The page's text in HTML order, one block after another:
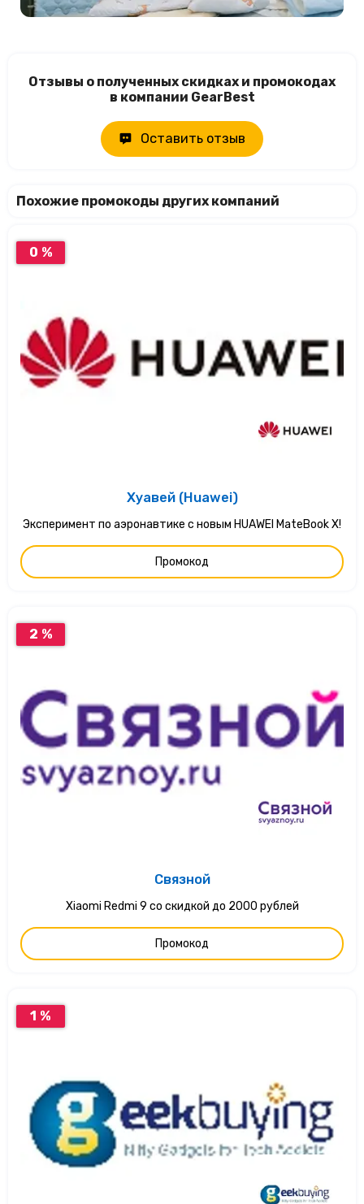
Отзывы о полученных скидках и промокодах
в компании GearBest
Оставить отзыв
Похожие промокоды других компаний
0 %
Хуавей (Huawei)
Эксперимент по аэронавтике с новым HUAWEI MateBook X!
Промокод
2 %
Связной
Xiaomi Redmi 9 со скидкой до 2000 рублей
Промокод
1 %